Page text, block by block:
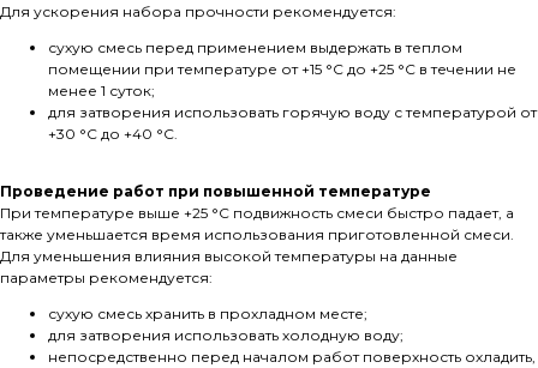
Для ускорения набора прочности рекомендуется:
сухую смесь перед применением выдержать в теплом
помещении при температуре от +15 °С до +25 °С в течении не
менее 1 суток;
для затворения использовать горячую воду с температурой от
+30 °С до +40 °С.
Проведение работ при повышенной температуре
При температуре выше +25 °С подвижность смеси быстро падает, а
также уменьшается время использования приготовленной смеси.
Для уменьшения влияния высокой температуры на данные
параметры рекомендуется:
сухую смесь хранить в прохладном месте;
для затворения использовать холодную воду;
непосредственно перед началом работ поверхность охладить,